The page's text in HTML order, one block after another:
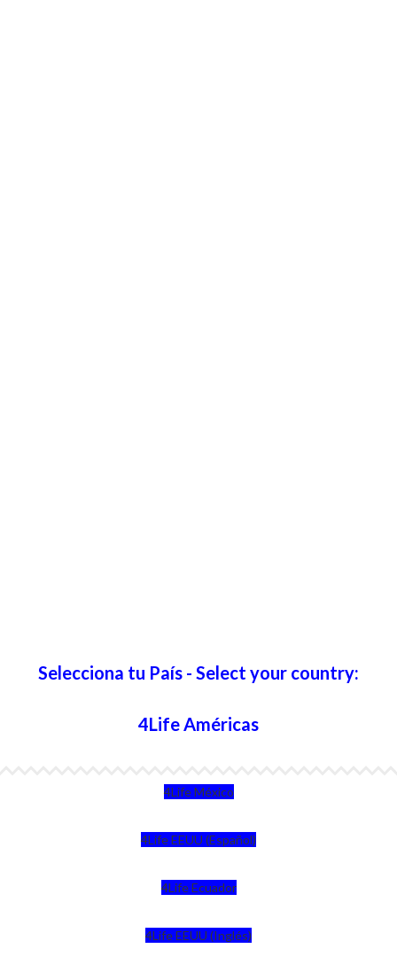
Selecciona tu País - Select your country:
4Life Américas
4Life México
4Life EEUU (Español)
4Life Ecuador
4Life EEUU (Inglés)